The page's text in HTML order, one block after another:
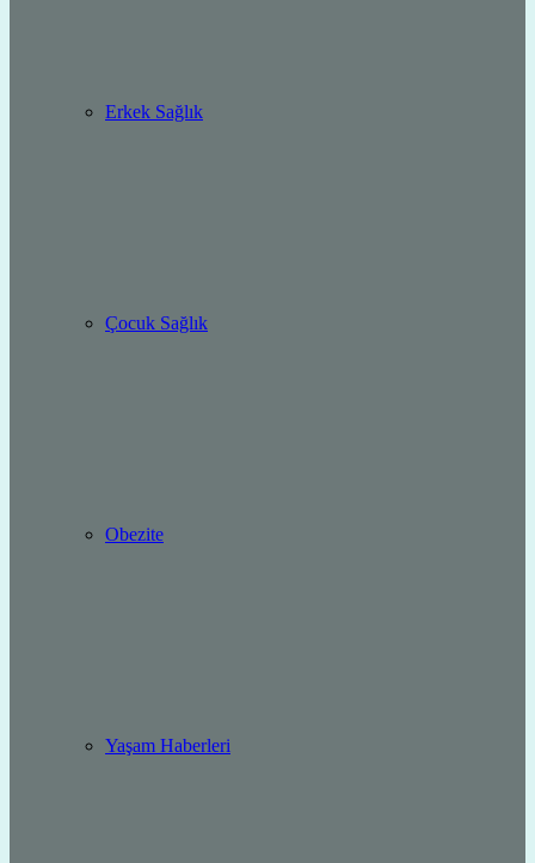
Erkek Sağlık
Çocuk Sağlık
Obezite
Yaşam Haberleri